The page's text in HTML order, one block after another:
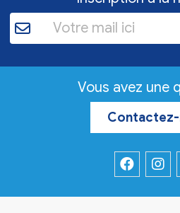
Vous avez une